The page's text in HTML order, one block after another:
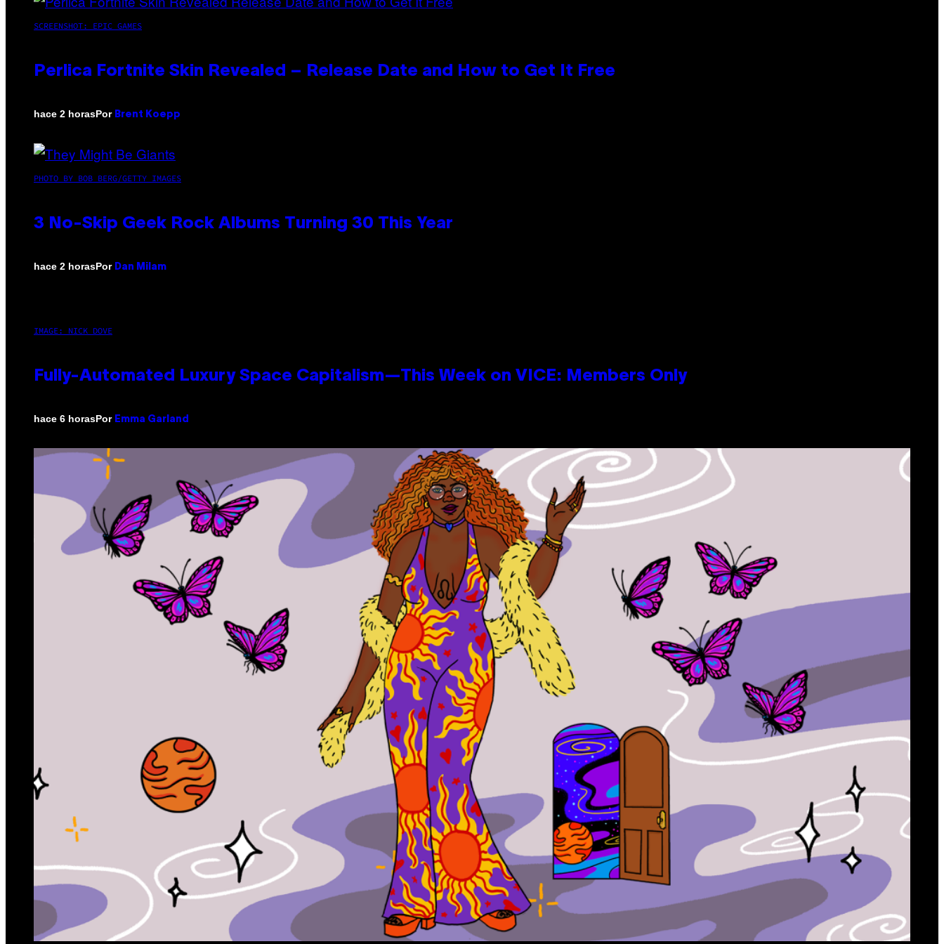
SCREENSHOT: EPIC GAMES
Perlica Fortnite Skin Revealed – Release Date and How to Get It Free
hace 2 horasPor Brent Koepp
PHOTO BY BOB BERG/GETTY IMAGES
3 No-Skip Geek Rock Albums Turning 30 This Year
hace 2 horasPor Dan Milam
IMAGE: NICK DOVE
Fully-Automated Luxury Space Capitalism—This Week on VICE: Members Only
hace 6 horasPor Emma Garland